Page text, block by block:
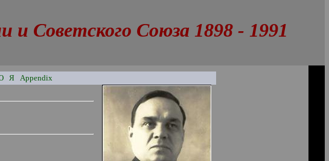
Советского Союза 1898 - 1991
Я Appendix